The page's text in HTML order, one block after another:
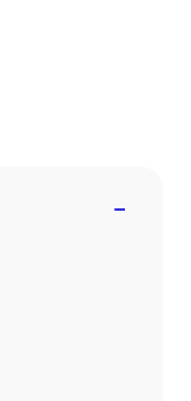
−